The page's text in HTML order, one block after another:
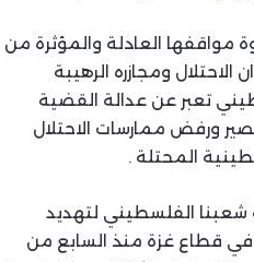
العادلة والمؤثرة من
ومجازره الرهيبة
تعبر عن عدالة القضية
ورفض ممارسات الاحتلال
المحتلة .
الفلسطيني لتهديد
قطاع غزة منذ السابع من